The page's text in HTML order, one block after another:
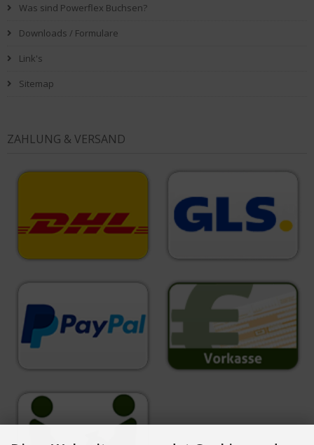
Was sind Powerflex Buchsen?
Downloads / Formulare
Link's
Sitemap
ZAHLUNG & VERSAND